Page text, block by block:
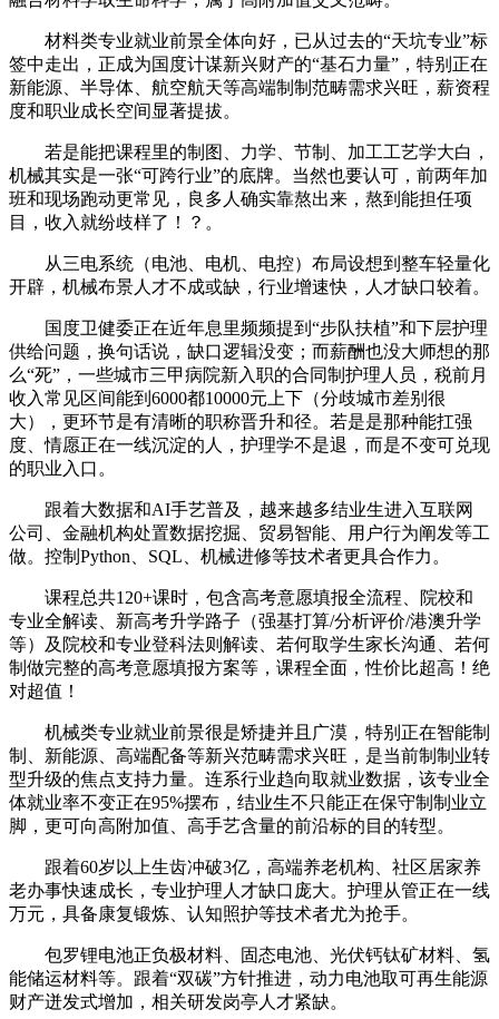
材料类专业就业前景全体向好，已从过去的“天坑专业”标
签中走出，正成为国度计谋新兴财产的“基石力量”，特别正在
新能源、半导体、航空航天等高端制制范畴需求兴旺，薪资程
度和职业成长空间显著提拔。
若是能把课程里的制图、力学、节制、加工工艺学大白，
机械其实是一张“可跨行业”的底牌。当然也要认可，前两年加
班和现场跑动更常见，良多人确实靠熬出来，熬到能担任项
目，收入就纷歧样了！？。
从三电系统（电池、电机、电控）布局设想到整车轻量化
开辟，机械布景人才不成或缺，行业增速快，人才缺口较着。
国度卫健委正在近年息里频频提到“步队扶植”和下层护理
供给问题，换句话说，缺口逻辑没变；而薪酬也没大师想的那
么“死”，一些城市三甲病院新入职的合同制护理人员，税前月
收入常见区间能到6000都10000元上下（分歧城市差别很
大），更环节是有清晰的职称晋升和径。若是是那种能扛强
度、情愿正在一线沉淀的人，护理学不是退，而是不变可兑现
的职业入口。
跟着大数据和AI手艺普及，越来越多结业生进入互联网
公司、金融机构处置数据挖掘、贸易智能、用户行为阐发等工
做。控制Python、SQL、机械进修等技术者更具合作力。
课程总共120+课时，包含高考意愿填报全流程、院校和
专业全解读、新高考升学路子（强基打算/分析评价/港澳升学
等）及院校和专业登科法则解读、若何取学生家长沟通、若何
制做完整的高考意愿填报方案等，课程全面，性价比超高！绝
对超值！
机械类专业就业前景很是矫捷并且广漠，特别正在智能制
制、新能源、高端配备等新兴范畴需求兴旺，是当前制制业转
型升级的焦点支持力量。连系行业趋向取就业数据，该专业全
体就业率不变正在95%摆布，结业生不只能正在保守制制业立
脚，更可向高附加值、高手艺含量的前沿标的目的转型。
跟着60岁以上生齿冲破3亿，高端养老机构、社区居家养
老办事快速成长，专业护理人才缺口庞大。护理从管正在一线
万元，具备康复锻炼、认知照护等技术者尤为抢手。
包罗锂电池正负极材料、固态电池、光伏钙钛矿材料、氢
能储运材料等。跟着“双碳”方针推进，动力电池取可再生能源
财产迸发式增加，相关研发岗亭人才紧缺。